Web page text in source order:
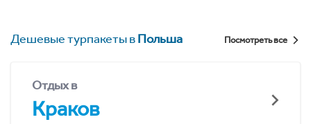
Дешевые турпакеты вПольша Посмотреть все
Отдых в
Краков